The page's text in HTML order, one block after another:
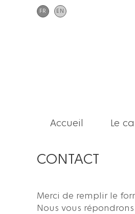
FR EN
Accueil Le
CONTACT
Merci de remplir le
Nous vous